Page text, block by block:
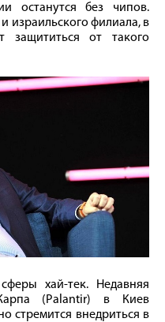
останутся без чипов.
израильского филиала, в
защититься от такого
хай-тек. Недавняя
(Palantir) в Киев
стремится внедриться в